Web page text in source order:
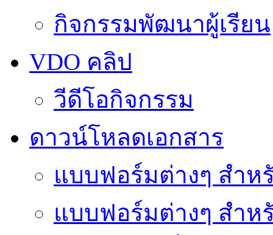
กิจกรรมพัฒนาผู้เรียน
VDO คลิป
วีดีโอกิจกรรม
ดาวน์โหลดเอกสาร
แบบฟอร์มต่างๆ สำห
แบบฟอร์มต่างๆ สำห